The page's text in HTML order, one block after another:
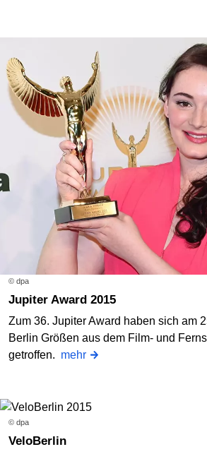
© dpa
Jupiter Award 2015
Zum 36. Jupiter Award haben sich am
Berlin Größen aus dem Film- und
getroffen. mehr
© dpa
VeloBerlin